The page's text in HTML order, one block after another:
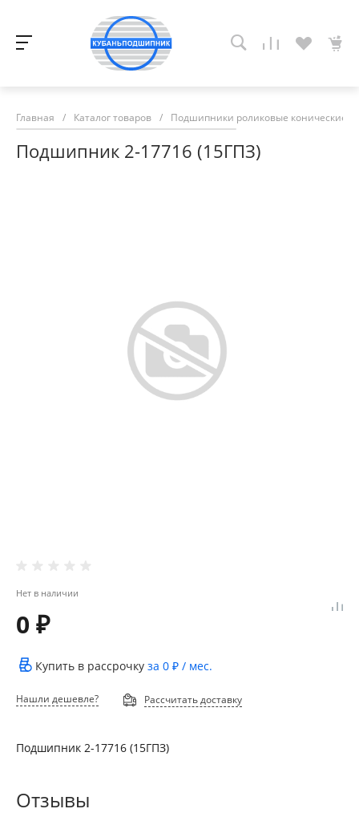
Главная / Каталог товаров / Подшипники роликовые конические
Подшипник 2-17716 (15ГПЗ)
Нет в наличии
0 ₽
Купить в рассрочку за 0 ₽ / мес.
Нашли дешевле? Рассчитать доставку
Подшипник 2-17716 (15ГПЗ)
Отзывы